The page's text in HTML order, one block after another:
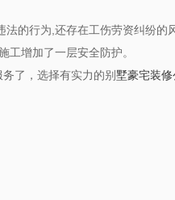
的行为,还存在工伤劳资纠纷的
工增加了一层安全防护。
了，选择有实力的别墅豪宅装修